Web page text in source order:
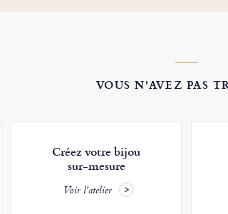
VOUS N'AVEZ PAS
Créez votre bijou
sur-mesure
Voir l'atelier